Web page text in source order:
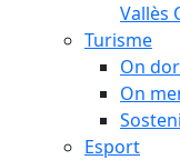
Vallès
Turisme
On
On
Esport